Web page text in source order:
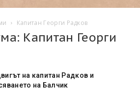
Капитан Георги Радков
Капитан Георги
на капитан Радков и
на Балчик